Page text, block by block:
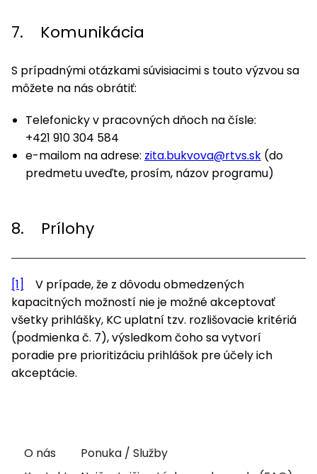
7. Komunikácia
S prípadnými otázkami súvisiacimi s touto výzvou sa
môžete na nás obrátiť:
Telefonicky v pracovných dňoch na čísle:
+421 910 304 584
e-mailom na adrese: zita.bukvova@rtvs.sk (do
predmetu uveďte, prosím, názov programu)
8. Prílohy
[1]
V prípade, že z dôvodu obmedzených
kapacitných možností nie je možné akceptovať
všetky prihlášky, KC uplatní tzv. rozlišovacie kritériá
(podmienka č. 7), výsledkom čoho sa vytvorí
poradie pre prioritizáciu prihlášok pre účely ich
akceptácie.
O nás
Ponuka / Služby